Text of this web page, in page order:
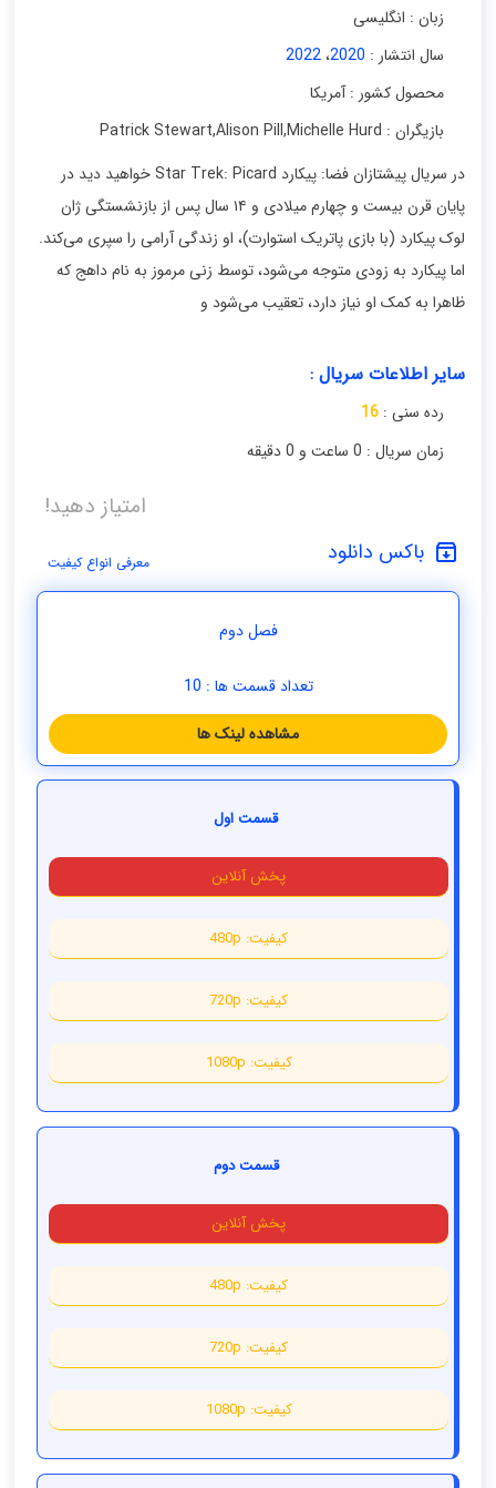
زبان : انگلیسی
سال انتشار : 2020،2022
محصول کشور : آمریکا
بازیگران : Patrick Stewart
,Alison Pill,Michelle Hurd
در سریال پیشتازان فضا: پیکارد Star Trek: Picard خواهید دید در
پایان قرن بیست و چهارم میلادی و ۱۴ سال پس از بازنشستگی ژان
لوک پیکارد (با بازی پاتریک استوارت)، او زندگی آرامی را سپری می‌کند.
اما پیکارد به زودی متوجه می‌شود، توسط زنی مرموز به نام داهج که
ظاهرا به کمک او نیاز دارد، تعقیب می‌شود و
سایر اطلاعات سریال :
رده سنی :16
زمان سریال : 0 ساعت و 0 دقیقه
امتیاز دهید!
باکس دانلود معرفی انواع کیفیت
فصل دوم
تعداد قسمت ها : 10
مشاهده لینک ها
قسمت اول
پخش آنلاین
کیفیت: 480p
کیفیت: 720p
کیفیت: 1080p
قسمت دوم
پخش آنلاین
کیفیت: 480p
کیفیت: 720p
کیفیت: 1080p